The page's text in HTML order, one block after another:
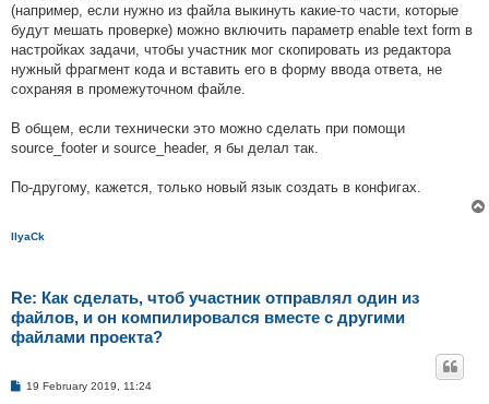
(например, если нужно из файла выкинуть какие-то части, которые
будут мешать проверке) можно включить параметр enable text form в
настройках задачи, чтобы участник мог скопировать из редактора
нужный фрагмент кода и вставить его в форму ввода ответа, не
сохраняя в промежуточном файле.
В общем, если технически это можно сделать при помощи
source_footer и source_header, я бы делал так.
По-другому, кажется, только новый язык создать в конфигах.
IlyaCk
Re: Как сделать, чтоб участник отправлял один из
файлов, и он компилировался вместе с другими
файлами проекта?
P19 February 2019, 11:24